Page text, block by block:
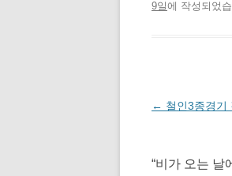
9일에 작성되었
글
← 철인3종경기
“비가 오는 날